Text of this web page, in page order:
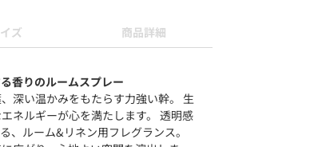
ズ 商品詳細
香りのルームスプレー
深い温かみをもたらす力強い幹。 生
ネルギーが心を満たします。 透明感
、ルーム&リネン用フレグランス。